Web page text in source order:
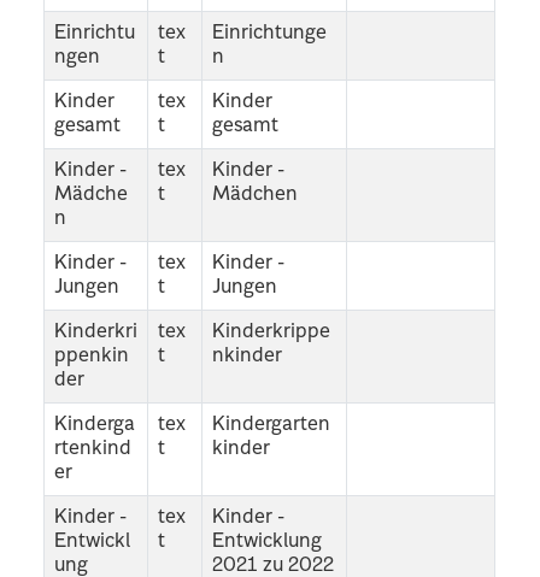
Einrichtu
ngen
tex
t
Einrichtunge
n
Kinder
gesamt
tex
t
Kinder
gesamt
Kinder -
Mädche
n
tex
t
Kinder -
Mädchen
Kinder -
Jungen
tex
t
Kinder -
Jungen
Kinderkri
ppenkin
der
tex
t
Kinderkrippe
nkinder
Kinderga
rtenkind
er
tex
t
Kindergarten
kinder
Kinder -
Entwickl
ung
tex
t
Kinder -
Entwicklung
2021 zu 2022